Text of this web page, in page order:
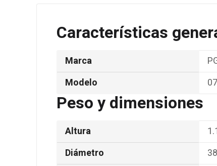
Características
Marca
Modelo
Peso y dimensiones
Altura
Diámetro